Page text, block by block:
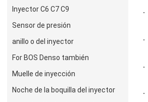
Inyector C6 C7 C9
Sensor de presión
anillo o del inyector
For BOS Denso también
Muelle de inyección
Noche de la boquilla del inyector